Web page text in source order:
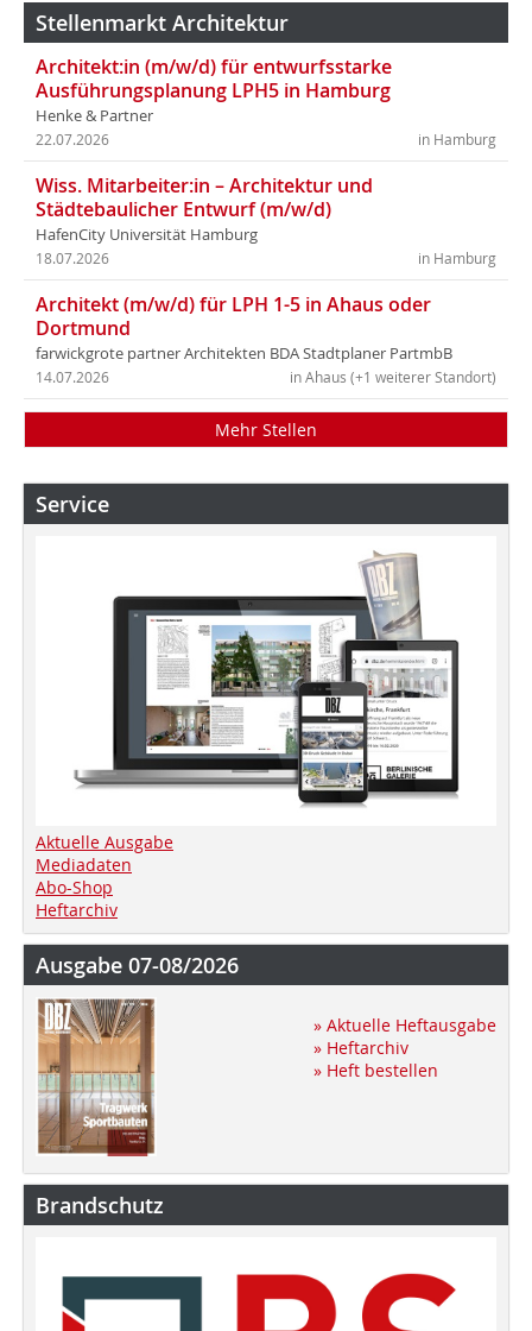
Stellenmarkt Architektur
Architekt:in (m/w/d) für entwurfsstarke
Ausführungsplanung LPH5 in Hamburg
Henke & Partner
in Hamburg
22.07.2026
Wiss. Mitarbeiter:in – Architektur und
Städtebaulicher Entwurf (m/w/d)
HafenCity Universität Hamburg
in Hamburg
18.07.2026
Architekt (m/w/d) für LPH 1-5 in Ahaus oder
Dortmund
farwickgrote partner Architekten BDA Stadtplaner PartmbB
in Ahaus (+1 weiterer Standort)
14.07.2026
Mehr Stellen
Service
Aktuelle Ausgabe
Mediadaten
Abo-Shop
Heftarchiv
Ausgabe 07-08/2026
» Aktuelle Heftausgabe
» Heftarchiv
» Heft bestellen
Brandschutz